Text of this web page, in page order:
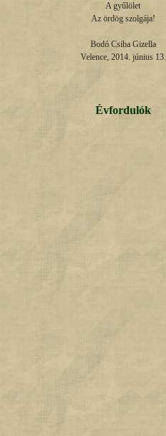
A gyűlölet
Az ördög szolgája!
Bodó Csiba Gizella
Velence, 2014. június 13.
Évfordulók